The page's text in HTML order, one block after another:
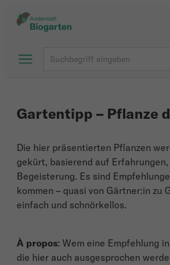
Gartentipp – Pflanze
Die hier präsentierten Pflanzen
gekürt, basierend auf
Begeisterung. Es sind
kommen – quasi von Gärtner:in zu
einfach und schnörkellos.
À propos: Wem eine Empfehlung
die hier auch ausgesprochen